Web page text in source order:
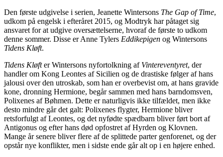
Den første udgivelse i serien, Jeanette Wintersons The Gap of Time,
udkom på engelsk i efteråret 2015, og Modtryk har påtaget sig
ansvaret for at udgive oversættelserne, hvoraf de første to udkom
denne sommer. Disse er Anne Tylers Eddikepigen og Wintersons
Tidens Kløft.
Tidens Kløfter Wintersons nyfortolkning af Vintereventyret, der
handler om Kong Leontes af Sicilien og de drastiske følger af hans
jalousi over den utroskab, som han er overbevist om, at hans gravide
kone, dronning Hermione, begår sammen med hans barndomsven,
Polixenes af Bøhmen. Dette er naturligvis ikke tilfældet, men ikke
desto mindre går det galt: Polixenes flygter, Hermione bliver
retsforfulgt af Leontes, og det nyfødte spædbarn bliver ført bort af
Antigonus og efter hans død opfostret af Hyrden og Klovnen.
Mange år senere bliver flere af de splittede parter genforenet, og der
opstår nye konflikter, men i sidste ende går alt op i en højere enhed.